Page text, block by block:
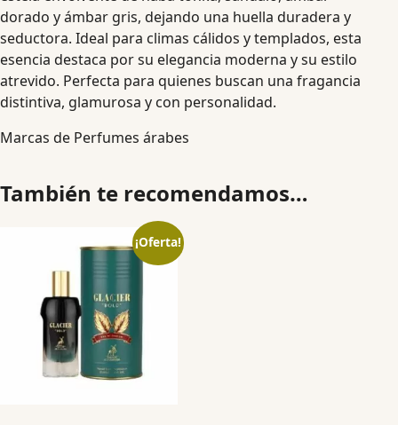
dorado y ámbar gris, dejando una huella duradera y
seductora. Ideal para climas cálidos y templados, esta
esencia destaca por su elegancia moderna y su estilo
atrevido. Perfecta para quienes buscan una fragancia
distintiva, glamurosa y con personalidad.
Marcas de Perfumes árabes
También te recomendamos…
¡Oferta!